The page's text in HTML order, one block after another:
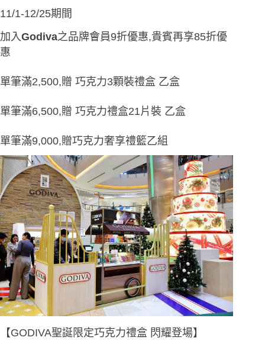
11/1-12/25期間
加入Godiva之品牌會員9折優惠,貴賓再享85折優
惠
單筆滿2,500,贈 巧克力3顆裝禮盒 乙盒
單筆滿6,500,贈 巧克力禮盒21片裝 乙盒
單筆滿9,000,贈巧克力奢享禮籃乙組
【GODIVA聖誕限定巧克力禮盒 閃耀登場】